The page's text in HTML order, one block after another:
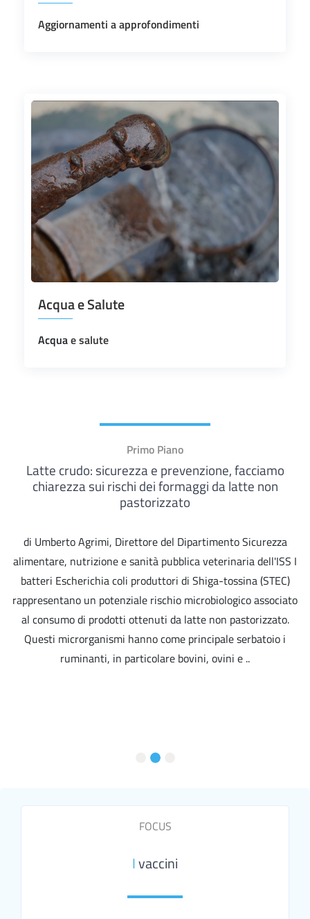
Aggiornamenti a approfondimenti
Acqua e Salute
Acquae salute
Primo Piano
Latte crudo: sicurezza e prevenzione, facciamo
chiarezza sui rischi dei formaggi da latte non
pastorizzato
di Umberto Agrimi, Direttore del Dipartimento Sicurezza
alimentare, nutrizione e sanità pubblica veterinaria dell'ISS I
batteri Escherichia coli produttori di Shiga-tossina (STEC)
rappresentano un potenziale rischio microbiologico associato
al consumo di prodotti ottenuti da latte non pastorizzato.
Questi microrganismi hanno come principale serbatoio i
ruminanti, in particolare bovini, ovini e ..
FOCUS
Ivaccini